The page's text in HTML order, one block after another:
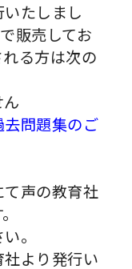
たしまし
販売してお
る方は次の
問題集のご
て声の教育社
。
より発行い